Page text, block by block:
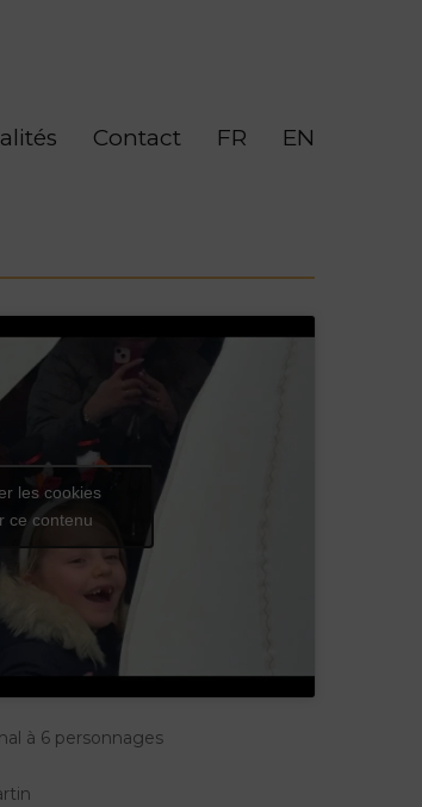
Contact FR EN
les cookies
ce contenu
à 6 personnages